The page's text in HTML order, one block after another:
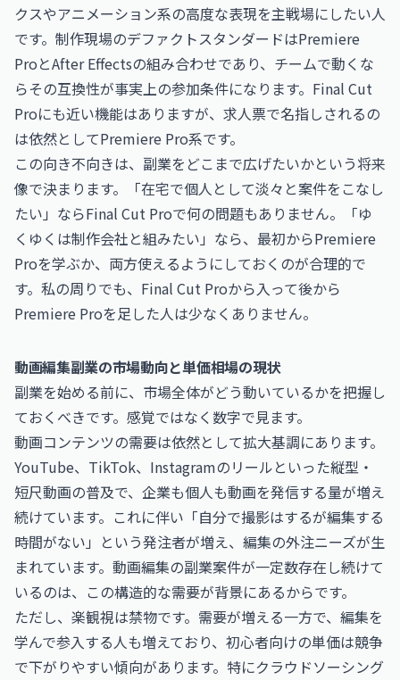
クスやアニメーション系の高度な表現を主戦場にしたい人
です。制作現場のデファクトスタンダードはPremiere
ProとAfter Effectsの組み合わせであり、チームで動くな
らその互換性が事実上の参加条件になります。Final Cut
Proにも近い機能はありますが、求人票で名指しされるの
は依然としてPremiere Pro系です。
この向き不向きは、副業をどこまで広げたいかという将来
像で決まります。「在宅で個人として淡々と案件をこなし
たい」ならFinal Cut Proで何の問題もありません。「ゆ
くゆくは制作会社と組みたい」なら、最初からPremiere
Proを学ぶか、両方使えるようにしておくのが合理的で
す。私の周りでも、Final Cut Proから入って後から
Premiere Proを足した人は少なくありません。
動画編集副業の市場動向と単価相場の現状
副業を始める前に、市場全体がどう動いているかを把握し
ておくべきです。感覚ではなく数字で見ます。
動画コンテンツの需要は依然として拡大基調にあります。
YouTube、TikTok、Instagramのリールといった縦型・
短尺動画の普及で、企業も個人も動画を発信する量が増え
続けています。これに伴い「自分で撮影はするが編集する
時間がない」という発注者が増え、編集の外注ニーズが生
まれています。動画編集の副業案件が一定数存在し続けて
いるのは、この構造的な需要が背景にあるからです。
ただし、楽観視は禁物です。需要が増える一方で、編集を
学んで参入する人も増えており、初心者向けの単価は競争
で下がりやすい傾向があります。特にクラウドソーシング